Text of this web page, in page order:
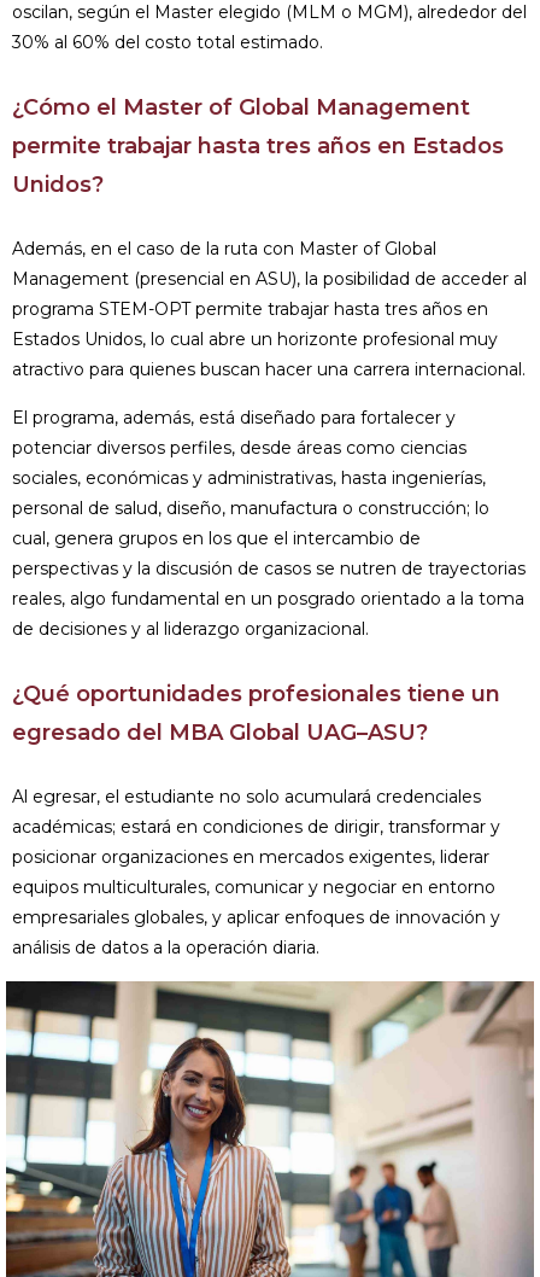
oscilan, según el Master elegido (MLM o MGM), alrededor del
30% al 60% del costo total estimado.
¿Cómo el Master of Global Management
permite trabajar hasta tres años en Estados
Unidos?
Además, en el caso de la ruta con Master of Global
Management (presencial en ASU), la posibilidad de acceder al
programa STEM-OPT permite trabajar hasta tres años en
Estados Unidos, lo cual abre un horizonte profesional muy
atractivo para quienes buscan hacer una carrera internacional.
El programa, además, está diseñado para fortalecer y
potenciar diversos perfiles, desde áreas como ciencias
sociales, económicas y administrativas, hasta ingenierías,
personal de salud, diseño, manufactura o construcción; lo
cual, genera grupos en los que el intercambio de
perspectivas y la discusión de casos se nutren de trayectorias
reales, algo fundamental en un posgrado orientado a la toma
de decisiones y al liderazgo organizacional.
¿Qué oportunidades profesionales tiene un
egresado del MBA Global UAG–ASU?
Al egresar, el estudiante no solo acumulará credenciales
académicas; estará en condiciones de dirigir, transformar y
posicionar organizaciones en mercados exigentes, liderar
equipos multiculturales, comunicar y negociar en entorno
empresariales globales, y aplicar enfoques de innovación y
análisis de datos a la operación diaria.